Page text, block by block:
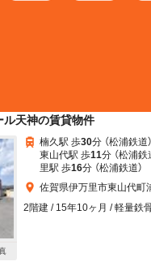
ル天神の賃貸物件
楠久駅 歩30分 （松浦鉄道）
東山代駅 歩11分 （松浦鉄
里駅 歩16分 （松浦鉄道）
佐賀県伊万里市東山代町
2階建 / 15年10ヶ月 / 軽量鉄